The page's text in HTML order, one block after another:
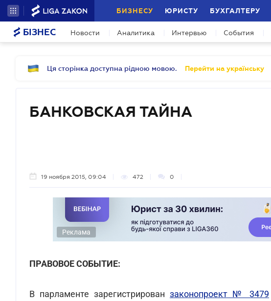
БИЗНЕСУ ЮРИСТУ БУХГАЛТЕРУ
БІЗНЕС Новости Аналитика Интервью События
Ця сторінка доступна рідною мовою. Перейти на українську
БАНКОВСКАЯ ТАЙНА
19 ноября 2015, 09:04 472 0
Реклама
ПРАВОВОЕ СОБЫТИЕ:
В парламенте зарегистрирован законопроект № 3479